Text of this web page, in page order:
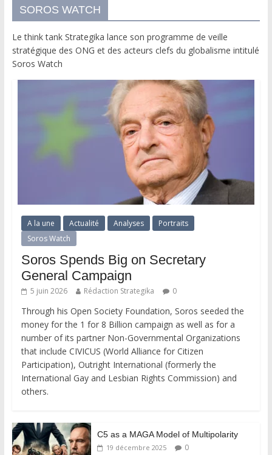
SOROS WATCH
Le think tank Strategika lance son programme de veille
stratégique des ONG et des acteurs clefs du globalisme intitulé
Soros Watch
A la une Actualité Analyses
Portraits
Soros Watch
Soros Spends Big on Secretary
General Campaign
5 juin 2026 Rédaction Strategika 0
Through his Open Society Foundation, Soros seeded the
money for the 1 for 8 Billion campaign as well as for a
number of its partner Non-Governmental Organizations
that include CIVICUS (World Alliance for Citizen
Participation), Outright International (formerly the
International Gay and Lesbian Rights Commission) and
others.
C5 as a MAGA Model of Multipolarity
19 décembre 2025 0